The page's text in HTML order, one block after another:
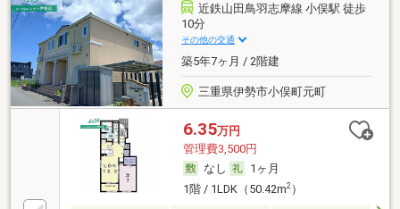
近鉄山田鳥羽志摩線 小俣駅 徒歩
10分
その他の交通
築5年7ヶ月 / 2階建
三重県伊勢市小俣町元町
6.35万円
管理費3,500円
なし
1ヶ月
1階 / 1LDK（50.42m2）